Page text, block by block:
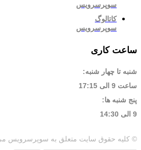
سوپرسرویس
کاتالوگ
سوپرسرویس
ساعت کاری
شنبه تا چهار شنبه:
ساعت 9 الی 17:15
پنج شنبه ها:
9 الی 14:30
© کلیه حقوق سایت متعلق به سوپرسرویس